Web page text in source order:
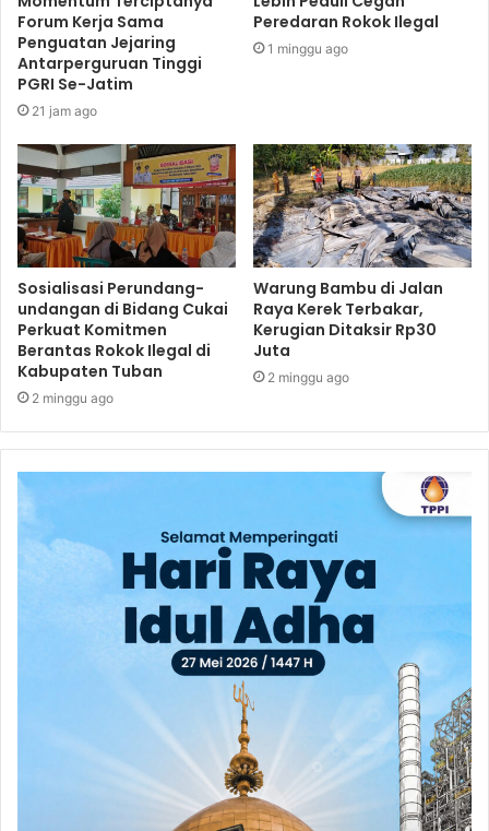
Forum Kerja Sama
Penguatan Jejaring
Antarperguruan Tinggi
PGRI Se-Jatim
21 jam ago
Peredaran Rokok Ilegal
1 minggu ago
Sosialisasi Perundang-
undangan di Bidang Cukai
Perkuat Komitmen
Berantas Rokok Ilegal di
Kabupaten Tuban
2 minggu ago
Warung Bambu di Jalan
Raya Kerek Terbakar,
Kerugian Ditaksir Rp30
Juta
2 minggu ago